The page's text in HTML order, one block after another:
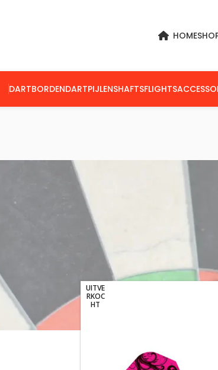
HOME
DARTBORDENDARTPIJLENSHAFTSFLIGHTS
Home Producten getagged “Dark”
UITVE
RKOC
HT